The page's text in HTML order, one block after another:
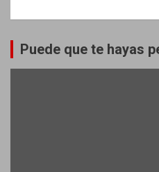
Puede que te hayas